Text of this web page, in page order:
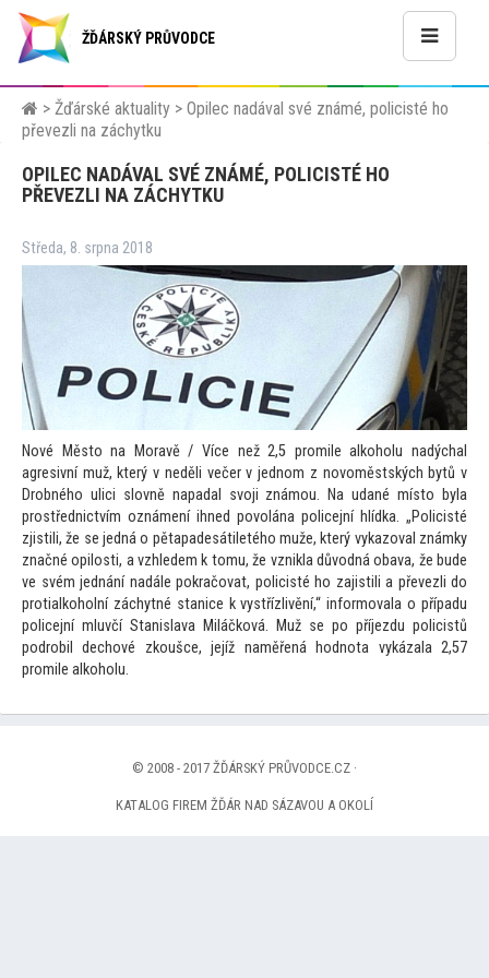
ŽĎÁRSKÝ PRŮVODCE
> Žďárské aktuality > Opilec nadával své známé, policisté ho
převezli na záchytku
OPILEC NADÁVAL SVÉ ZNÁMÉ, POLICISTÉ HO
PŘEVEZLI NA ZÁCHYTKU
Středa, 8. srpna 2018
Nové Město na Moravě / Více než 2,5 promile alkoholu nadýchal
agresivní muž, který v neděli večer v jednom z novoměstských bytů v
Drobného ulici slovně napadal svoji známou. Na udané místo byla
prostřednictvím oznámení ihned povolána policejní hlídka. „Policisté
zjistili, že se jedná o pětapadesátiletého muže, který vykazoval známky
značné opilosti, a vzhledem k tomu, že vznikla důvodná obava, že bude
ve svém jednání nadále pokračovat, policisté ho zajistili a převezli do
protialkoholní záchytné stanice k vystřízlivění,“ informovala o případu
policejní mluvčí Stanislava Miláčková. Muž se po příjezdu policistů
podrobil dechové zkoušce, jejíž naměřená hodnota vykázala 2,57
promile alkoholu.
© 2008 - 2017 ŽĎÁRSKÝ PRŮVODCE.CZ ·
KATALOG FIREM ŽĎÁR NAD SÁZAVOU A OKOLÍ